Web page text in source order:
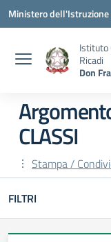
Vai ai contenuti
Vai al menu di
Vai al footer
Ministero
Istituto
Ricadi
Don
CLASSI
Stampa /
FILTRI